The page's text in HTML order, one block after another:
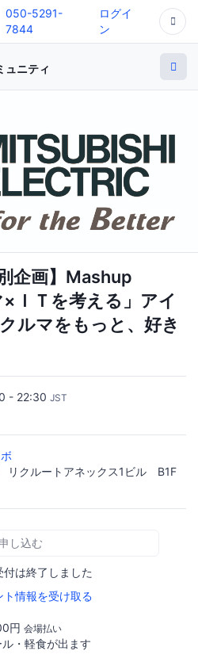
050-5291-
7844
ログイ
ン
ニティ
企画】Mashup
ＩＴを考える」アイ
ルマをもっと、好き
- 22:30 JST
クルートアネックス1ビル B1F
申し込む
付は終了しました
ト情報を受け取る
円 会場払い
・軽食が出ます